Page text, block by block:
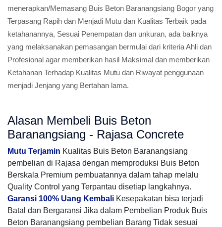
menerapkan/Memasang Buis Beton Baranangsiang Bogor yang
Terpasang Rapih dan Menjadi Mutu dan Kualitas Terbaik pada
ketahanannya, Sesuai Penempatan dan unkuran, ada baiknya
yang melaksanakan pemasangan bermulai dari kriteria Ahli dan
Profesional agar memberikan hasil Maksimal dan memberikan
Ketahanan Terhadap Kualitas Mutu dan Riwayat penggunaan
menjadi Jenjang yang Bertahan lama.
Alasan Membeli Buis Beton
Baranangsiang - Rajasa Concrete
Mutu Terjamin Kualitas Buis Beton Baranangsiang
pembelian di Rajasa dengan memproduksi Buis Beton
Berskala Premium pembuatannya dalam tahap melalu
Quality Control yang Terpantau disetiap langkahnya.
Garansi 100% Uang Kembali Kesepakatan bisa terjadi
Batal dan Bergaransi Jika dalam Pembelian Produk Buis
Beton Baranangsiang pembelian Barang Tidak sesuai